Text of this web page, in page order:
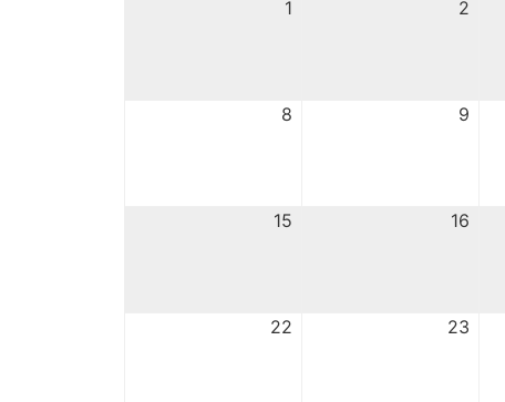
1
2
8 9
15 16
22 23